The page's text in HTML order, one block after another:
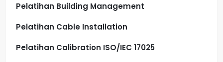
Pelatihan Building Management
Pelatihan Cable Installation
Pelatihan Calibration ISO/IEC 17025